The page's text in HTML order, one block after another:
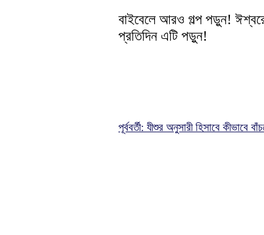
বাইবেলে আরও গল্প পড়ুন!
প্রতিদিন এটি পড়ুন!
পূর্ববর্তী: যীশুর অনুসারী হিসাবে কীভাবে